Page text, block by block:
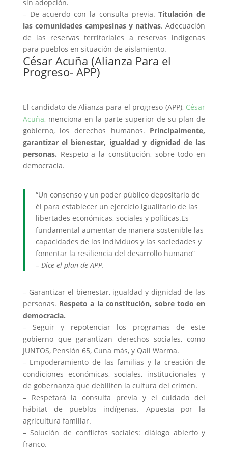
sin adopción.
– De acuerdo con la consulta previa.Titulación de
las comunidades campesinas y nativas. Adecuación
de las reservas territoriales a reservas indígenas
para pueblos en situación de aislamiento.
César Acuña (Alianza Para el
Progreso- APP)
El candidato de Alianza para el progreso (APP),César
Acuña, menciona en la parte superior de su plan de
gobierno, los derechos humanos. Principalmente,
garantizar el bienestar, igualdad y dignidad de las
personas. Respeto a la constitución, sobre todo en
democracia.
“Un consenso y un poder público depositario de
él para establecer un ejercicio igualitario de las
libertades económicas, sociales y políticas.Es
fundamental aumentar de manera sostenible las
capacidades de los individuos y las sociedades y
fomentar la resiliencia del desarrollo humano”
– Dice el plan de APP.
– Garantizar el bienestar, igualdad y dignidad de las
personas. Respeto a la constitución, sobre todo en
democracia.
– Seguir y repotenciar los programas de este
gobierno que garantizan derechos sociales, como
JUNTOS, Pensión 65, Cuna más, y Qali Warma.
– Empoderamiento de las familias y la creación de
condiciones económicas, sociales, institucionales y
de gobernanza que debiliten la cultura del crimen.
– Respetará la consulta previa y el cuidado del
hábitat de pueblos indígenas. Apuesta por la
agricultura familiar.
– Solución de conflictos sociales: diálogo abierto y
franco.